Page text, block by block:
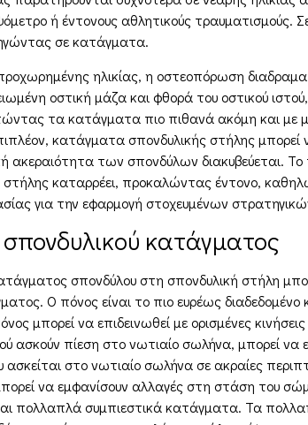
ή έντονους αθλητικούς τραυματισμούς.
σε κατάγματα.
ηλικίας, η οστεοπόρωση
οστική μάζα και φθορά του οστικού
τα κατάγματα πιο πιθανά ακόμη και με
κατάγματα σπονδυλικής στήλης μπορεί
ακεραιότητα των σπονδύλων διακυβεύεται.
στήλης καταρρέει, προκαλώντας έντονο,
για την εφαρμογή στοχευμένων
κατάγματος
σπονδύλου στη σπονδυλική στήλη
Ο πόνος είναι το πιο ευρέως
μπορεί να επιδεινωθεί με ορισμένες
ασκούν πίεση στο νωτιαίο σωλήνα, μπορεί
στο νωτιαίο σωλήνα σε ακραίες
να εμφανίσουν αλλαγές στη στάση του
πολλαπλά συμπιεστικά κατάγματα. Τα